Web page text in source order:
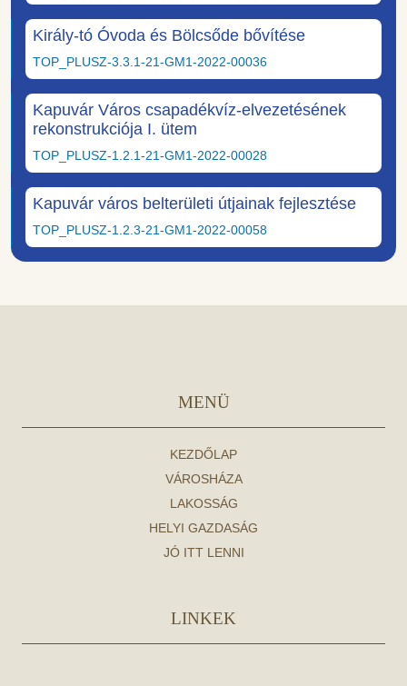
Király-tó Óvoda és Bölcsőde bővítése
TOP_PLUSZ-3.3.1-21-GM1-2022-00036
Kapuvár Város csapadékvíz-elvezetésének
rekonstrukciója I. ütem
TOP_PLUSZ-1.2.1-21-GM1-2022-00028
Kapuvár város belterületi útjainak fejlesztése
TOP_PLUSZ-1.2.3-21-GM1-2022-00058
MENÜ
KEZDŐLAP
VÁROSHÁZA
LAKOSSÁG
HELYI GAZDASÁG
JÓ ITT LENNI
LINKEK